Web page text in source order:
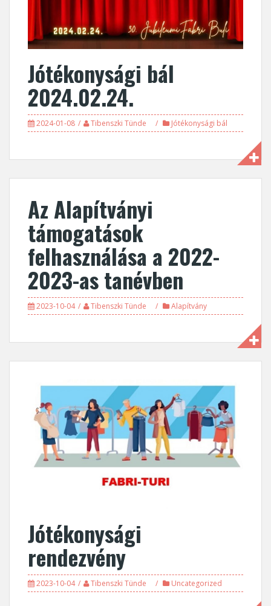
Jótékonysági bál
2024.02.24.
2024-01-08 Tibenszki Tünde Jótékonysági bál
Az Alapítványi
támogatások
felhasználása a 2022-
2023-as tanévben
2023-10-04 Tibenszki Tünde Alapítvány
Jótékonysági
rendezvény
2023-10-04 Tibenszki Tünde Uncategorized